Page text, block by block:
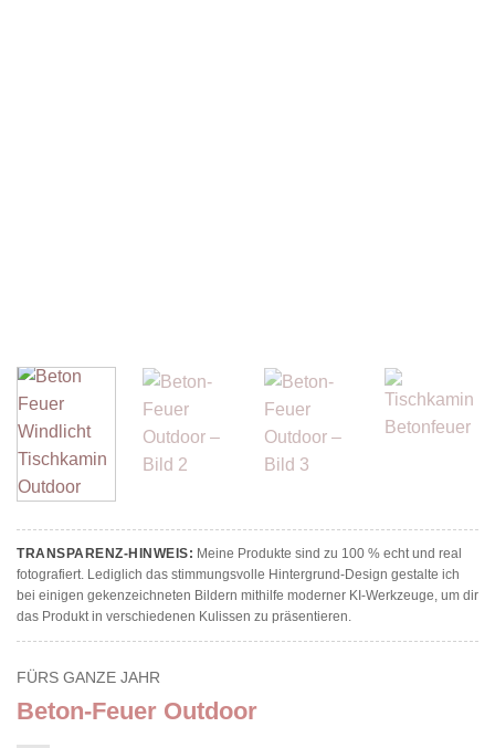
TRANSPARENZ-HINWEIS: Meine Produkte sind zu 100 % echt und real
fotografiert. Lediglich das stimmungsvolle Hintergrund-Design gestalte ich
bei einigen gekenzeichneten Bildern mithilfe moderner KI-Werkzeuge, um dir
das Produkt in verschiedenen Kulissen zu präsentieren.
FÜRS GANZE JAHR
Beton-Feuer Outdoor